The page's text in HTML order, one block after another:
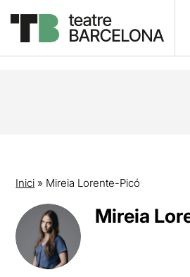
Inici » Mireia Lorente-Picó
Mireia